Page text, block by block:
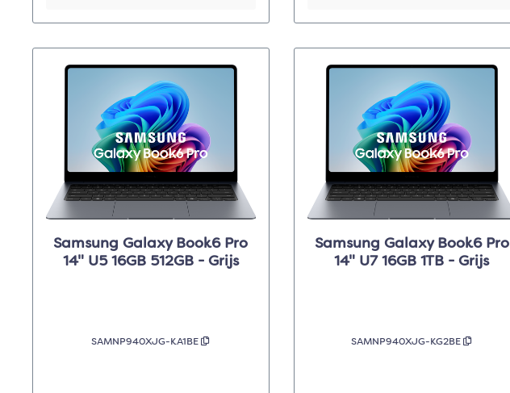
Samsung Galaxy Book6 Pro
14" U5 16GB 512GB - Grijs
SAMNP940XJG-KA1BE
Samsung Galaxy Book6 Pro
14" U7 16GB 1TB - Grijs
SAMNP940XJG-KG2BE